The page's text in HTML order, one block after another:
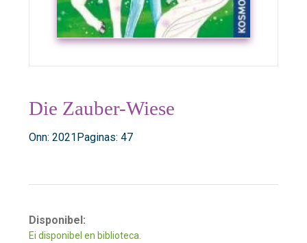
Die Zauber-Wiese
Onn: 2021Paginas: 47
Disponibel:
Ei disponibel en biblioteca.